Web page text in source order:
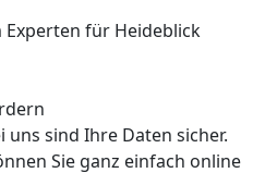
für Heideblick
uns sind Ihre Daten sicher.
Sie ganz einfach online